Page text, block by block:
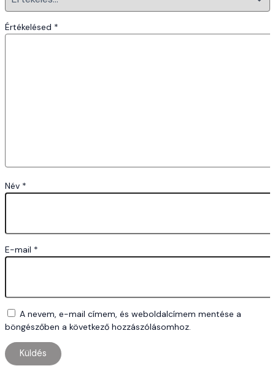
Értékelésed *
Név *
E-mail *
A nevem, e-mail címem, és weboldalcímem mentése a
böngészőben a következő hozzászólásomhoz.